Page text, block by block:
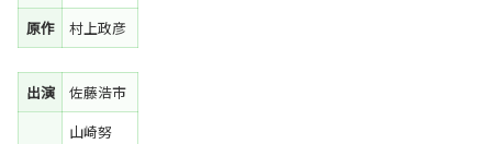
原作
村上政彦
出演
佐藤浩市
山崎努